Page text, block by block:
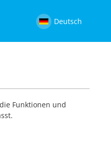
Deutsch
Funktionen und